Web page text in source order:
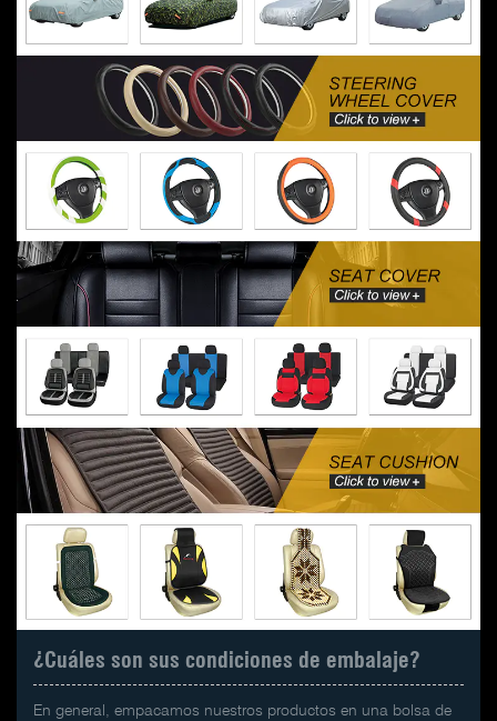
¿Cuáles son sus condiciones de embalaje?
En general, empacamos nuestros productos en una bolsa de